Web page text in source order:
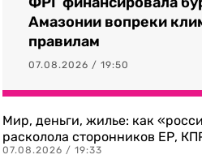
Амазонии вопреки
правилам
07.08.2026 / 19:50
Мир, деньги, жилье: как
расколола сторонников ЕР,
07.08.2026 / 19:33